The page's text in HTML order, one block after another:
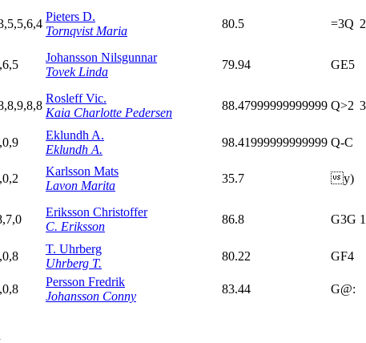
Pieters D.
Tornqvist Maria
80.5 =3Q 2
Johansson Nilsgunnar
Tovek Linda
79.94 GE5
Rosleff Vic.
Kaia Charlotte Pedersen
88.47999999999999 Q>2 3
Eklundh A.
Eklundh A.
98.41999999999999 Q-C
Karlsson Mats
Lavon Marita
35.7 y)
Eriksson Christoffer
C. Eriksson
86.8 G3G 1
T. Uhrberg
Uhrberg T.
80.22 GF4
Persson Fredrik
Johansson Conny
83.44 G@: